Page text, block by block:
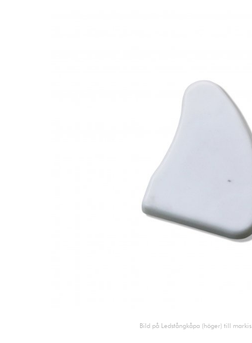
Bild på Ledstångkåpa (höger) till markis